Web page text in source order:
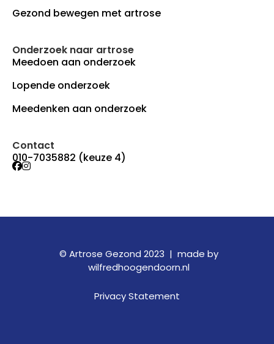
Gezond bewegen met artrose
Onderzoek naar artrose
Meedoen aan onderzoek
Lopende onderzoek
Meedenken aan onderzoek
Contact
010-7035882 (keuze 4)
© Artrose Gezond 2023 | made by
wilfredhoogendoorn.nl
Privacy Statement